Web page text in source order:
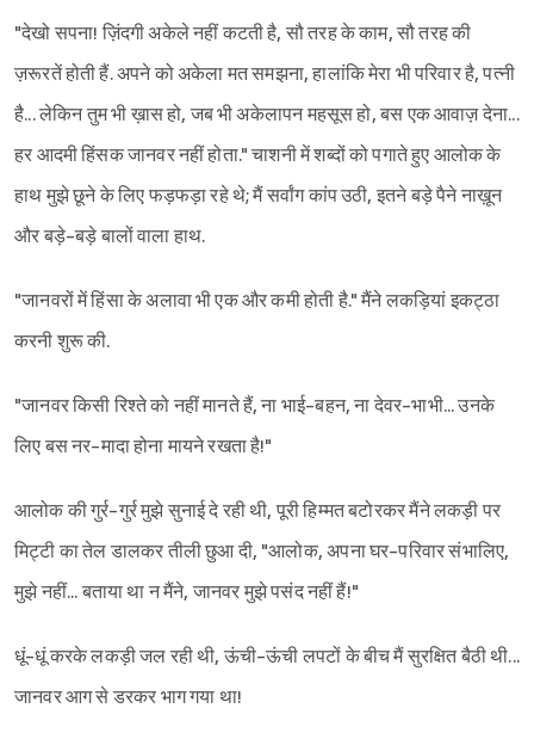
Sign in
"देखो सपना! ज़िंदगी अकेले नहीं कटती है, सौ तरह के काम, सौ तरह की
ज़रूरतें होती हैं. अपने को अकेला मत समझना, हालांकि मेरा भी परिवार है, पत्नी
है... लेकिन तुम भी ख़ास हो, जब भी अकेलापन महसूस हो, बस एक आवाज़ देना...
हर आदमी हिंसक जानवर नहीं होता." चाशनी में शब्दों को पगाते हुए आलोक के
हाथ मुझे छूने के लिए फड़फड़ा रहे थे; मैं सर्वांग कांप उठी, इतने बड़े पैने नाख़ून
और बड़े-बड़े बालों वाला हाथ.
"जानवरों में हिंसा के अलावा भी एक और कमी होती है." मैंने लकड़ियां इकट्ठा
करनी शुरू की.
"जानवर किसी रिश्ते को नहीं मानते हैं, ना भाई-बहन, ना देवर-भाभी... उनके
लिए बस नर-मादा होना मायने रखता है!"
आलोक की गुर्र-गुर्र मुझे सुनाई दे रही थी, पूरी हिम्मत बटोरकर मैंने लकड़ी पर
मिट्टी का तेल डालकर तीली छुआ दी, "आलोक, अपना घर-परिवार संभालिए,
मुझे नहीं... बताया था न मैंने, जानवर मुझे पसंद नहीं हैं!"
धूं-धूं करके लकड़ी जल रही थी, ऊंची-ऊंची लपटों के बीच मैं सुरक्षित बैठी थी...
जानवर आग से डरकर भाग गया था!